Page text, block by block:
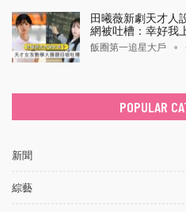
田曦薇新劇天才人
網被吐槽：幸好我
飯圈第一追星大戶
POPULAR
新聞
綜藝